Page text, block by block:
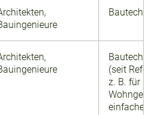
(seit
z. B. für
einfacher